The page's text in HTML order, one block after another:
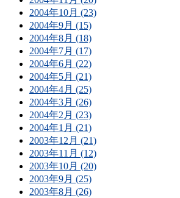
2004年10月 (23)
2004年9月 (15)
2004年8月 (18)
2004年7月 (17)
2004年6月 (22)
2004年5月 (21)
2004年4月 (25)
2004年3月 (26)
2004年2月 (23)
2004年1月 (21)
2003年12月 (21)
2003年11月 (12)
2003年10月 (20)
2003年9月 (25)
2003年8月 (26)